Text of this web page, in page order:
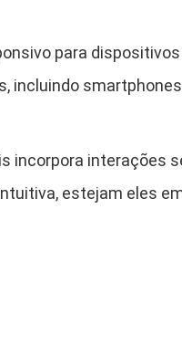
para
incluindo
incorpora interações
estejam eles